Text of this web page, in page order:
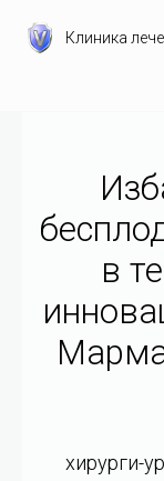
Клиника
в
хирурги-